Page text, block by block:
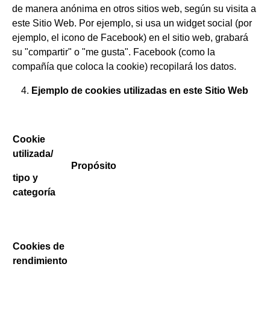
de manera anónima en otros sitios web, según su visita a
este Sitio Web. Por ejemplo, si usa un widget social (por
ejemplo, el icono de Facebook) en el sitio web, grabará
su "compartir" o "me gusta". Facebook (como la
compañía que coloca la cookie) recopilará los datos.
Ejemplo de cookies utilizadas en este Sitio Web
Cookie
utilizada/
tipo y
categoría
Propósito
Cookies de
rendimiento